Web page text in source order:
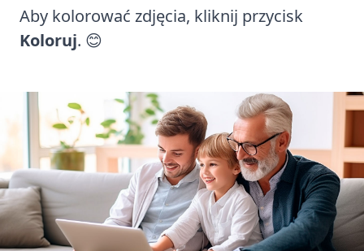
Aby kolorować zdjęcia, kliknij przycisk
Koloruj. 😊